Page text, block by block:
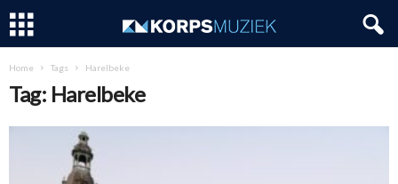
Home Tags Harelbeke
Tag: Harelbeke